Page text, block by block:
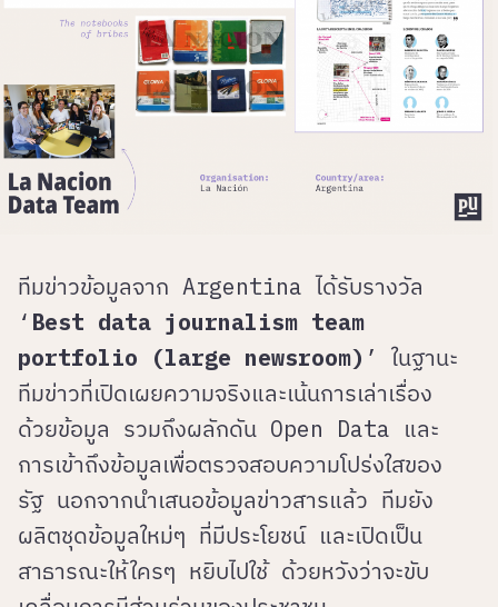
ทีมข่าวข้อมูลจาก Argentina ได้รับรางวัล
‘ Best data journalism team
portfolio (large newsroom) ’ ในฐานะ
ทีมข่าวที่เปิดเผยความจริงและเน้นการเล่าเรื่อง
ด้วยข้อมูล รวมถึงผลักดัน Open Data และ
การเข้าถึงข้อมูลเพื่อตรวจสอบความโปร่งใสของ
รัฐ นอกจากนำเสนอข้อมูลข่าวสารแล้ว ทีมยัง
ผลิตชุดข้อมูลใหม่ๆ ที่มีประโยชน์ และเปิดเป็น
สาธารณะให้ใครๆ หยิบไปใช้ ด้วยหวังว่าจะขับ